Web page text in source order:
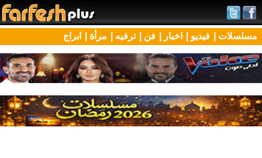
مسلسلات | فيديو | اخبار | فن | ترفيه | مرأة | ابراج